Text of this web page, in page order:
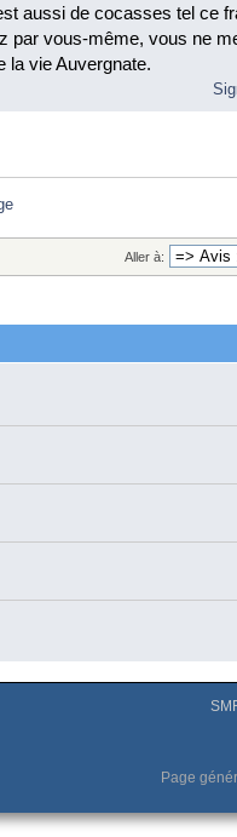
aussi de cocasses tel ce
par vous-même, vous ne
la vie Auvergnate.
Aller à:
Page